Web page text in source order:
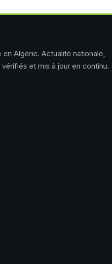
Algérie. Actualité nationale,
et mis à jour en continu.